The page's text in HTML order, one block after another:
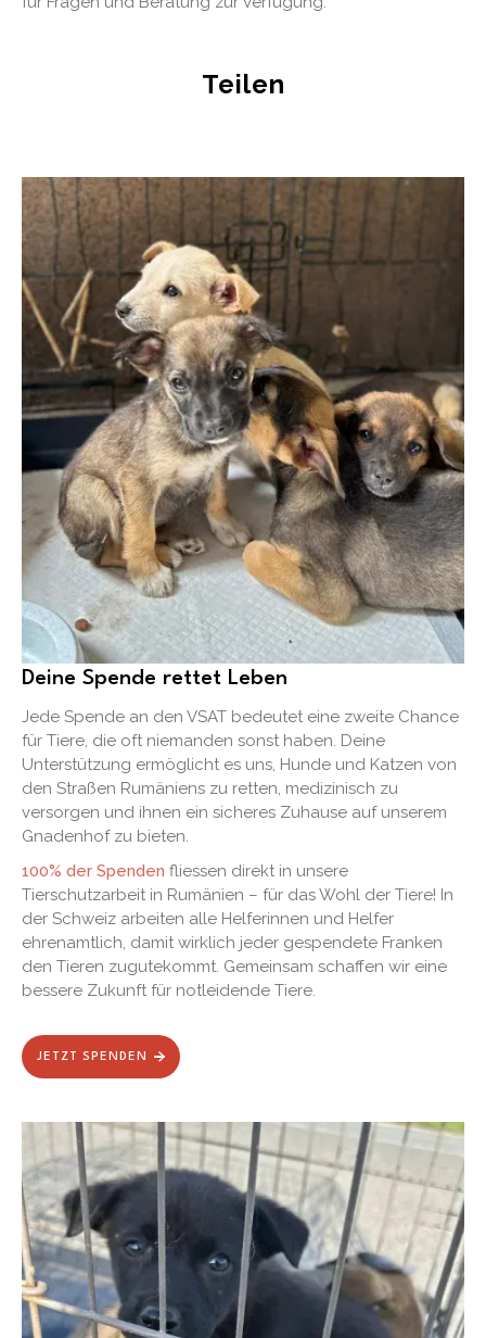
Teilen
Deine Spende rettet Leben
Jede Spende an den VSAT bedeutet eine zweite Chance
für Tiere, die oft niemanden sonst haben. Deine
Unterstützung ermöglicht es uns, Hunde und Katzen von
den Straßen Rumäniens zu retten, medizinisch zu
versorgen und ihnen ein sicheres Zuhause auf unserem
Gnadenhof zu bieten.
100% der Spenden fliessen direkt in unsere
Tierschutzarbeit in Rumänien – für das Wohl der Tiere! In
der Schweiz arbeiten alle Helferinnen und Helfer
ehrenamtlich, damit wirklich jeder gespendete Franken
den Tieren zugutekommt. Gemeinsam schaffen wir eine
bessere Zukunft für notleidende Tiere.
JETZT SPENDEN